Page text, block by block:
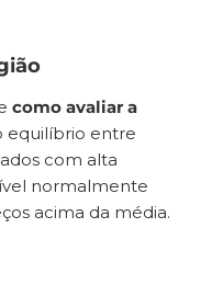
como avaliar a
equilíbrio entre
com alta
normalmente
acima da média.